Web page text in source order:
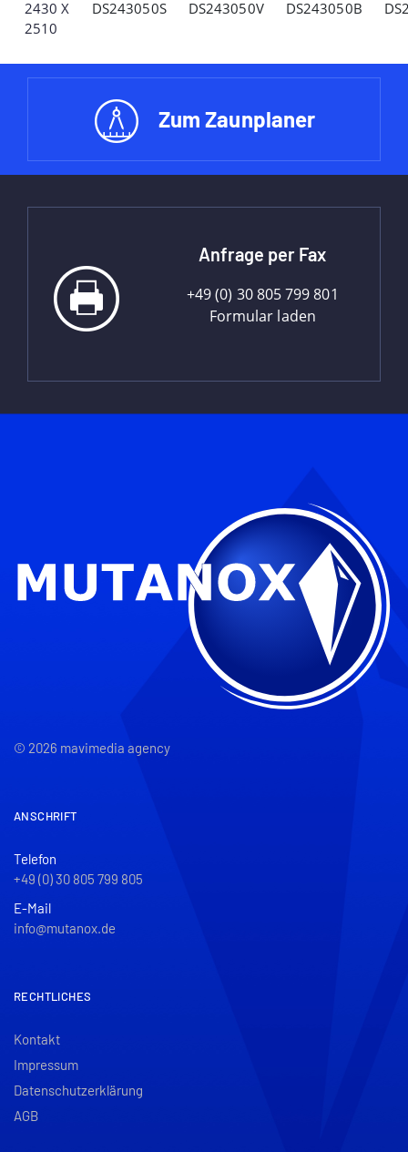
2430 X
2510
DS243050S DS243050V DS243050B
Zum Zaunplaner
Anfrage per Fax
+49 (0) 30 805 799 801
Formular laden
© 2026 mavimedia agency
ANSCHRIFT
Telefon
+49 (0) 30 805 799 805
E-Mail
info@mutanox.de
RECHTLICHES
Kontakt
Impressum
Datenschutzerklärung
AGB